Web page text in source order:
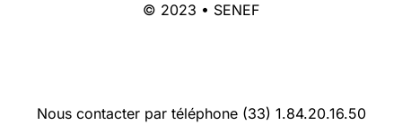
© 2023 • SENEF
Nous contacter par téléphone (33) 1.84.20.16.50